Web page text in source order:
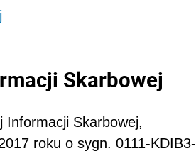
Skarbowej
Informacji Skarbowej,
roku o sygn. 0111-KDIB3-